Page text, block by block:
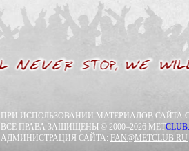
ПРИ ИСПОЛЬЗОВАНИИ МАТЕРИАЛОВ САЙТА
ВСЕ ПРАВА ЗАЩИЩЕНЫ © 2000–2026 METCLUB.
АДМИНИСТРАЦИЯ САЙТА: FAN@METCLUB.RU